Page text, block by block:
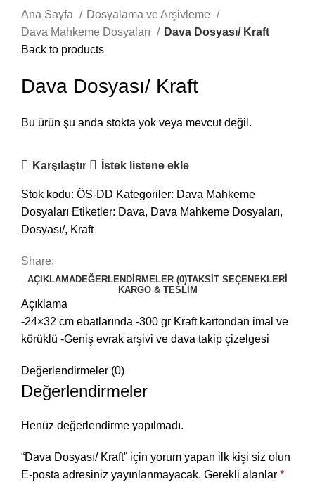
Ana Sayfa
Dosyalama ve Arşivleme
Dava Mahkeme Dosyaları
Dava Dosyası/ Kraft
Back to products
Dava Dosyası/ Kraft
Bu ürün şu anda stokta yok veya mevcut değil.
Karşılaştır İstek listene ekle
Stok kodu: ÖS-DD Kategoriler: Dava Mahkeme
Dosyaları Etiketler: Dava, Dava Mahkeme Dosyaları,
Dosyası/, Kraft
Share:
AÇIKLAMADEĞERLENDIRMELER (0)TAKSIT SEÇENEKLERI
KARGO & TESLIM
Açıklama
-24×32 cm ebatlarında -300 gr Kraft kartondan imal ve
körüklü -Geniş evrak arşivi ve dava takip çizelgesi
Değerlendirmeler (0)
Değerlendirmeler
Henüz değerlendirme yapılmadı.
“Dava Dosyası/ Kraft” için yorum yapan ilk kişi siz olun
E-posta adresiniz yayınlanmayacak. Gerekli alanlar *